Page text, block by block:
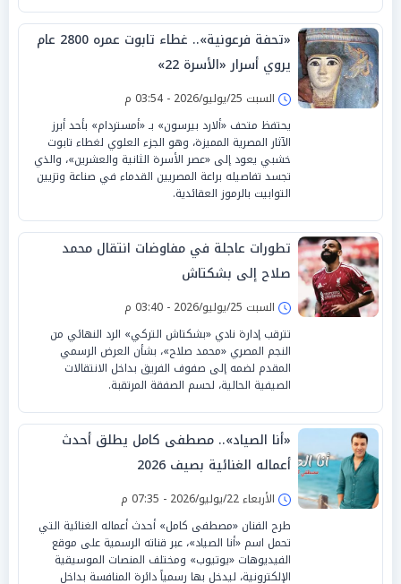
«تحفة فرعونية».. غطاء تابوت عمره 2800 عام
يروي أسرار «الأسرة 22»
السبت 25/يوليو/2026 - 03:54 م
يحتفظ متحف «ألارد بيرسون» بـ «أمستردام» بأحد أبرز
الآثار المصرية المميزة، وهو الجزء العلوي لغطاء تابوت
خشبي يعود إلى «عصر الأسرة الثانية والعشرين»، والذي
تجسد تفاصيله براعة المصريين القدماء في صناعة وتزيين
التوابيت بالرموز العقائدية.
تطورات عاجلة في مفاوضات انتقال محمد
صلاح إلى بشكتاش
السبت 25/يوليو/2026 - 03:40 م
تترقب إدارة نادي «بشكتاش التركي» الرد النهائي من
النجم المصري «محمد صلاح»، بشأن العرض الرسمي
المقدم لضمه إلى صفوف الفريق بداخل الانتقالات
الصيفية الحالية، لحسم الصفقة المرتقبة.
«أنا الصياد».. مصطفى كامل يطلق أحدث
أعماله الغنائية بصيف 2026
الأربعاء 22/يوليو/2026 - 07:35 م
طرح الفنان «مصطفى كامل» أحدث أعماله الغنائية التي
تحمل اسم «أنا الصياد»، عبر قناته الرسمية على موقع
الفيديوهات «يوتيوب» ومختلف المنصات الموسيقية
الإلكترونية، ليدخل بها رسمياً دائرة المنافسة بداخل